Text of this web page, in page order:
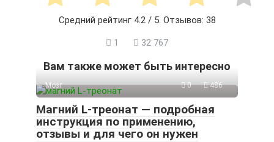
Средний рейтинг 4.2/ 5. Отзывов: 38
1 32 767
Вам также может быть интересно
Мозг 0 486
Магний L-треонат — подробная
инструкция по применению,
отзывы и для чего он нужен